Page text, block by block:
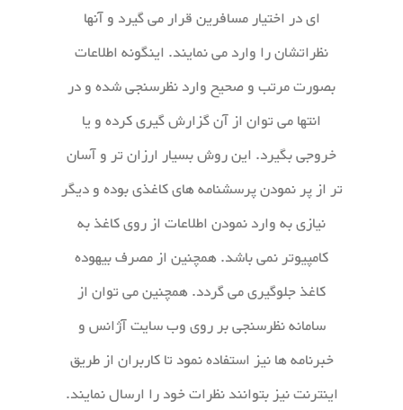
ای در اختیار مسافرین قرار می گیرد و آنها
نظراتشان را وارد می نمایند. اینگونه اطلاعات
بصورت مرتب و صحیح وارد نظرسنجی شده و در
انتها می توان از آن گزارش گیری کرده و یا
خروجی بگیرد. این روش بسیار ارزان تر و آسان
تر از پر نمودن پرسشنامه های کاغذی بوده و دیگر
نیازی به وارد نمودن اطلاعات از روی کاغذ به
کامپیوتر نمی باشد. همچنین از مصرف بیهوده
کاغذ جلوگیری می گردد. همچنین می توان از
سامانه نظرسنجی بر روی وب سایت آژانس و
خبرنامه ها نیز استفاده نمود تا کاربران از طریق
اینترنت نیز بتوانند نظرات خود را ارسال نمایند.